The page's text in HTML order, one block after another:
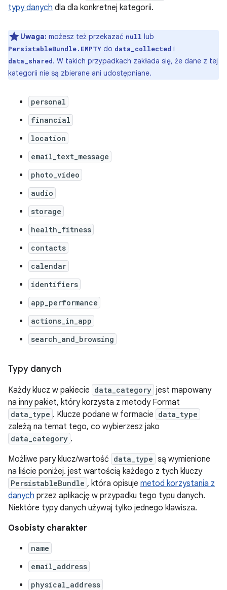
typy danych dla dla konkretnej kategorii.
Uwaga: możesz też przekazać null lub
PersistableBundle.EMPTY do data_collected i
data_shared. W takich przypadkach zakłada się, że dane z tej
kategorii nie są zbierane ani udostępniane.
personal
financial
location
email_text_message
photo_video
audio
storage
health_fitness
contacts
calendar
identifiers
app_performance
actions_in_app
search_and_browsing
Typy danych
Każdy klucz w pakiecie data_category jest mapowany
na inny pakiet, który korzysta z metody Format
data_type . Klucze podane w formacie data_type
zależą na temat tego, co wybierzesz jako
data_category .
Możliwe pary klucz/wartość data_type są wymienione
na liście poniżej. jest wartością każdego z tych kluczy
PersistableBundle , która opisuje metod korzystania z
danych przez aplikację w przypadku tego typu danych.
Niektóre typy danych używaj tylko jednego klawisza.
Osobisty charakter
name
email_address
physical_address